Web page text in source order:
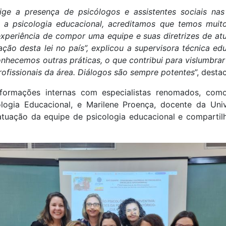
a presença de psicólogos e assistentes sociais
a psicologia educacional, acreditamos que temos
de compor uma equipe e suas diretrizes de
desta lei no país”, explicou a supervisora técnica
outras práticas, o que contribui para
da área. Diálogos são sempre potentes”,
internas com especialistas renomados,
Educacional, e Marilene Proença, docente da
da equipe de psicologia educacional e